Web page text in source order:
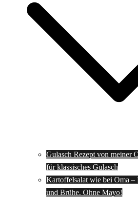
Gulasch Rezept von meiner
für klassisches Gulasch
Kartoffelsalat wie bei Oma –
und Brühe. Ohne Mayo!